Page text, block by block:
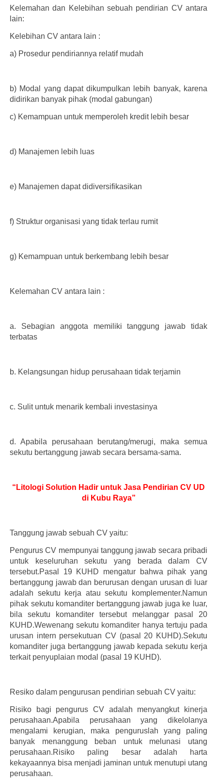
Kelemahan dan Kelebihan sebuah pendirian CV antara
lain:
Kelebihan CV antara lain :
a) Prosedur pendiriannya relatif mudah
b) Modal yang dapat dikumpulkan lebih banyak, karena
didirikan banyak pihak (modal gabungan)
c) Kemampuan untuk memperoleh kredit lebih besar
d) Manajemen lebih luas
e) Manajemen dapat didiversifikasikan
f) Struktur organisasi yang tidak terlau rumit
g) Kemampuan untuk berkembang lebih besar
Kelemahan CV antara lain :
a.
Sebagian anggota memiliki tanggung jawab tidak
terbatas
b. Kelangsungan hidup perusahaan tidak terjamin
c. Sulit untuk menarik kembali investasinya
d. Apabila perusahaan berutang/merugi, maka semua
sekutu bertanggung jawab secara bersama-sama.
“Litologi Solution Hadir untuk Jasa Pendirian CV UD
di Kubu Raya”
Tanggung jawab sebuah CV yaitu:
Pengurus CV mempunyai tanggung jawab secara pribadi
untuk keseluruhan sekutu yang berada dalam CV
tersebut.Pasal 19 KUHD mengatur bahwa pihak yang
bertanggung jawab dan berurusan dengan urusan di luar
adalah sekutu kerja atau sekutu komplementer.Namun
pihak sekutu komanditer bertanggung jawab juga ke luar,
bila sekutu komanditer tersebut melanggar pasal 20
KUHD.Wewenang sekutu komanditer hanya tertuju pada
urusan intern persekutuan CV (pasal 20 KUHD).Sekutu
komanditer juga bertanggung jawab kepada sekutu kerja
terkait penyuplaian modal (pasal 19 KUHD).
Resiko dalam pengurusan pendirian sebuah CV yaitu:
Risiko bagi pengurus CV adalah menyangkut kinerja
perusahaan.Apabila perusahaan yang dikelolanya
mengalami kerugian, maka penguruslah yang paling
banyak menanggung beban untuk melunasi utang
perusahaan.Risiko paling besar adalah harta
kekayaannya bisa menjadi jaminan untuk menutupi utang
perusahaan.